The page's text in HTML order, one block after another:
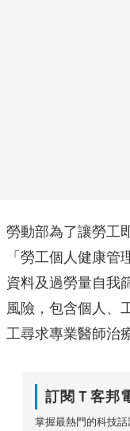
勞動部為了讓勞工
「勞工個人健康
資料及過勞量自我
風險，包含個人、
工尋求專業醫師治
訂閱Ｔ客邦
掌握最熱門的科技